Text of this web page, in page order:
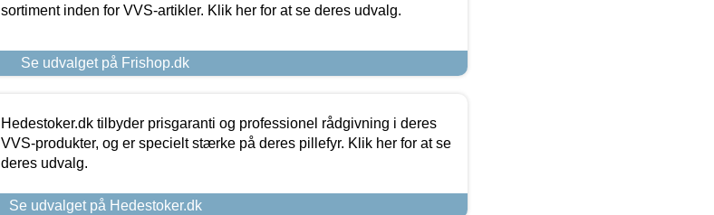
sortiment inden for VVS-artikler. Klik her for at se deres udvalg.
Se udvalget på Frishop.dk
Hedestoker.dk tilbyder prisgaranti og professionel rådgivning i deres
VVS-produkter, og er specielt stærke på deres pillefyr. Klik her for at se
deres udvalg.
Se udvalget på Hedestoker.dk